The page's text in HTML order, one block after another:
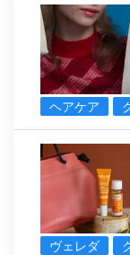
ヘアケア
ヴェレダ